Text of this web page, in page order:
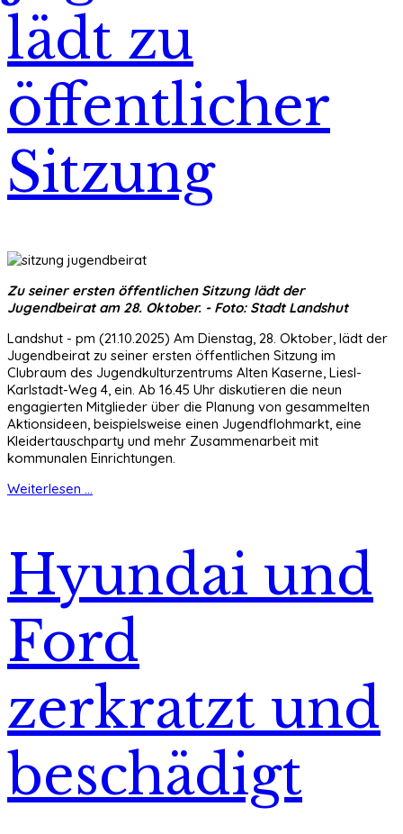
lädt zu
öffentlicher
Sitzung
Zu seiner ersten öffentlichen Sitzung lädt der
Jugendbeirat am 28. Oktober. - Foto: Stadt Landshut
Landshut - pm (21.10.2025) Am Dienstag, 28. Oktober, lädt der
Jugendbeirat zu seiner ersten öffentlichen Sitzung im
Clubraum des Jugendkulturzentrums Alten Kaserne, Liesl-
Karlstadt-Weg 4, ein. Ab 16.45 Uhr diskutieren die neun
engagierten Mitglieder über die Planung von gesammelten
Aktionsideen, beispielsweise einen Jugendflohmarkt, eine
Kleidertauschparty und mehr Zusammenarbeit mit
kommunalen Einrichtungen.
Weiterlesen ...
Hyundai und
Ford
zerkratzt und
beschädigt